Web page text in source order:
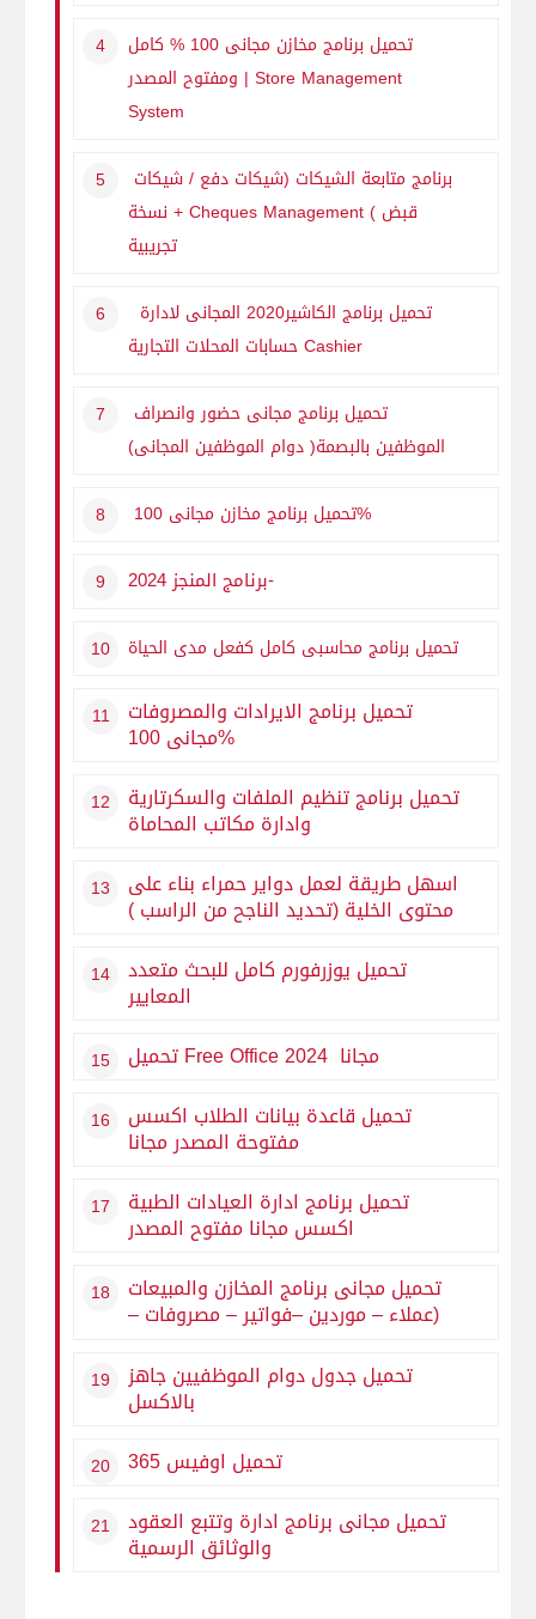
تحميل برنامج مخازن مجانى 100 % كامل
ومفتوح المصدر | Store Management
System
قبض )Cheques Management+ نسخة
تجريبية
Cashier
الموظفين بالبصمة( دوام الموظفين المجانى)
تحميل برنامج مخازن مجانى 100%
-برنامج المنجز 2024
تحميل برنامج محاسبى كامل كفعل مدى الحياة
تحميل برنامج الايرادات والمصروفات
مجانى 100%
تحميل برنامج تنظيم الملفات والسكرتارية
وادارة مكاتب المحاماة
اسهل طريقة لعمل دواير حمراء بناء على
محتوى الخلية (تحديد الناجح من الراسب )
تحميل يوزرفورم كامل للبحث متعدد
المعايير
تحميل Free Office 2024 مجانا
تحميل قاعدة بيانات الطلاب اكسس
مفتوحة المصدر مجانا
تحميل برنامج ادارة العيادات الطبية
اكسس مجانا مفتوح المصدر
تحميل مجانى برنامج المخازن والمبيعات
(عملاء – موردين –فواتير – مصروفات –
المصدر
تحميل جدول دوام الموظفيين جاهز
تحميل اوفيس 365
تحميل مجانى برنامج ادارة وتتبع العقود
والوثائق الرسمية